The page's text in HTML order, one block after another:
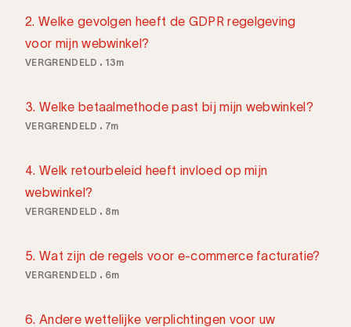
2. Welke gevolgen heeft de GDPR regelgeving
voor mijn webwinkel?
VERGRENDELD 13m
3. Welke betaalmethode past bij mijn webwinkel?
VERGRENDELD 7m
4. Welk retourbeleid heeft invloed op mijn
webwinkel?
VERGRENDELD 8m
5. Wat zijn de regels voor e-commerce facturatie?
VERGRENDELD 6m
6. Andere wettelijke verplichtingen voor uw